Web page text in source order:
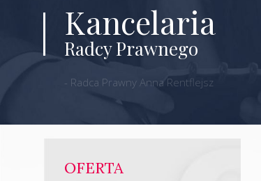
Kancelaria
Radcy Prawnego
- Radca Prawny Anna Rentflejsz
OFERTA